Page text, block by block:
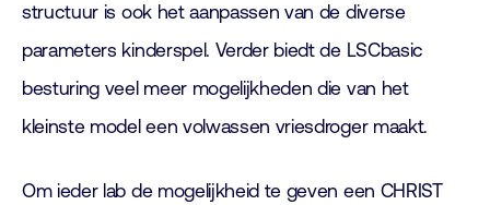
structuur is ook het aanpassen van de diverse
parameters kinderspel. Verder biedt de LSCbasic
besturing veel meer mogelijkheden die van het
kleinste model een volwassen vriesdroger maakt.
Om ieder lab de mogelijkheid te geven een CHRIST